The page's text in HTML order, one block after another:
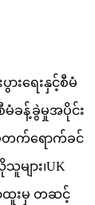
းရေးနှင့်စီမံ
ခန့်ခွဲမှုအပိုင်း
မတက်ရောက်ခင်
များ၊UK
ထူးမှ တဆင့်